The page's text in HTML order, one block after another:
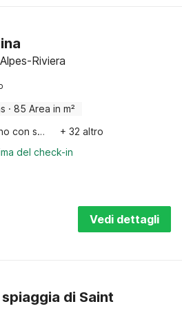
Riviera
· 85 Area in m²
Lettino con sponde
+ 32 altro
del check-in
Vedi dettagli
di Saint